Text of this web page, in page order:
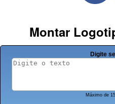
Montar
Digite
Máximo de